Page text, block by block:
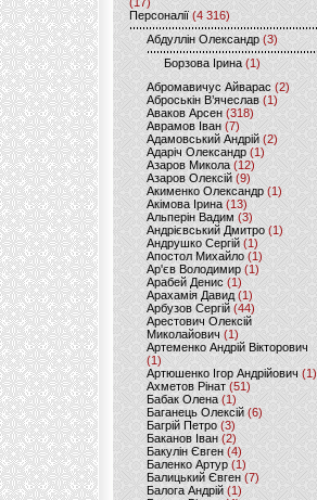
Персоналії (4 316)
Абдуллін Олександр (3)
Борзова Ірина(1)
Абромавичус Айварас (2)
Аброськін В’ячеслав(1)
Аваков Арсен (318)
Аврамов Іван (7)
Адамовський Андрій(2)
Адаріч Олександр (1)
Азаров Микола (12)
Азаров Олексій (9)
Акименко Олександр(1)
Акімова Ірина(13)
Альперін Вадим (3)
Андрієвський Дмитро(1)
Андрушко Сергій(1)
Апостол Михайло(1)
Ар'єв Володимир (1)
Арабей Денис(1)
Арахамія Давид (1)
Арбузов Сергій (44)
Арестович Олексій
Миколайович(1)
Артеменко Андрій Вікторович
(1)
Артюшенко Ігор Андрійович(1)
Ахметов Рінат(51)
Бабак Олена(1)
Баганець Олексій(6)
Багрій Петро (3)
Баканов Іван(2)
Бакулін Євген (4)
Баленко Артур(1)
Балицький Євген(7)
Балога Андрій (1)